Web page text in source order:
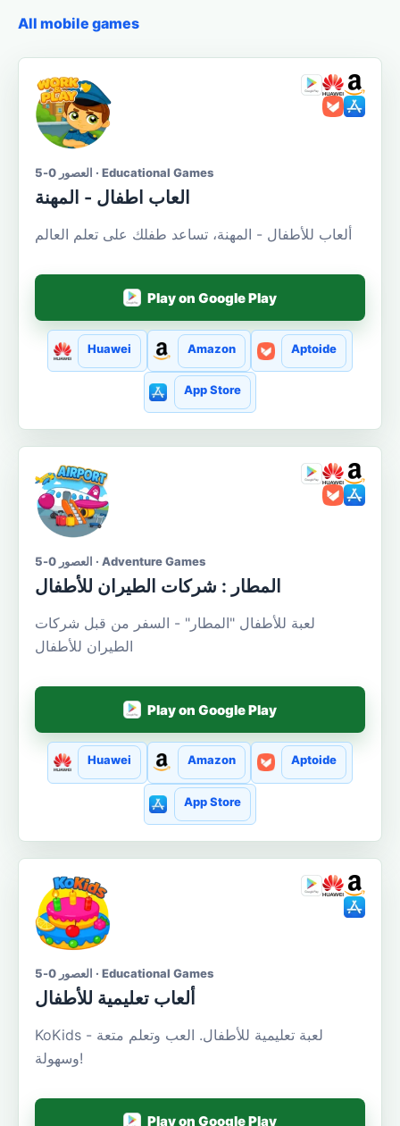
All mobile games
العصور 0-5 · Educational Games
العاب اطفال - المهنة
ألعاب للأطفال - المهنة، تساعد طفلك على تعلم العالم
Play on Google Play
Huawei Amazon Aptoide
App Store
العصور 0-5 · Adventure Games
المطار : شركات الطيران للأطفال
لعبة للأطفال "المطار" - السفر من قبل شركات
الطيران للأطفال
Play on Google Play
Huawei Amazon Aptoide
App Store
العصور 0-5 · Educational Games
ألعاب تعليمية للأطفال
KoKids - لعبة تعليمية للأطفال. العب وتعلم متعة
وسهولة!
Play on Google Play